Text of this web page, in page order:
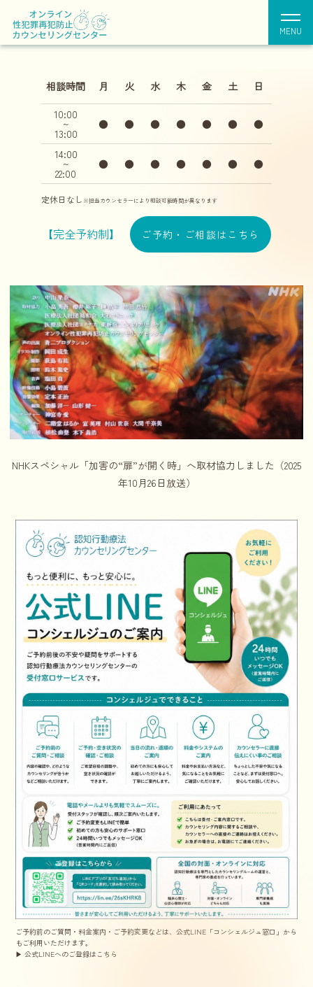
MENU
「気づき」を育て、
『可能性』を拓く場所
性犯罪・性加害再犯防止を専門とした
オンラインカウンセリングルーム
08/05
相談時間 月 火 水 木 金 土
日
10:00
~
13:00
● ● ● ● ● ● ●
14:00
~
22:00
● ● ● ● ● ● ●
定休日なし ※担当カウンセラーにより相談可能時間が異なります
【完全予約制】 ご予約・ご相談はこちら
NHKスペシャル「加害の“扉”が開く時」へ取材協力しました（2025
年10月26日放送）
ご予約前のご質問・料金案内・ご予約変更などは、公式LINE「コンシェルジュ窓口」から
もご利用いただけます。
▶ 公式LINEへのご登録はこちら